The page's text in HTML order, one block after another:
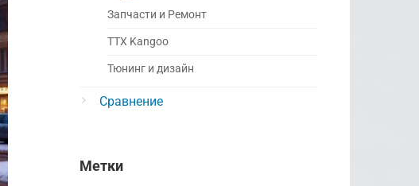
Запчасти и Ремонт
ТТХ Kangoo
Тюнинг и дизайн
Сравнение
Метки